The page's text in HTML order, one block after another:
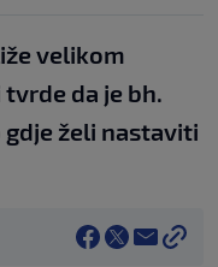
velikom
da je bh.
želi nastaviti